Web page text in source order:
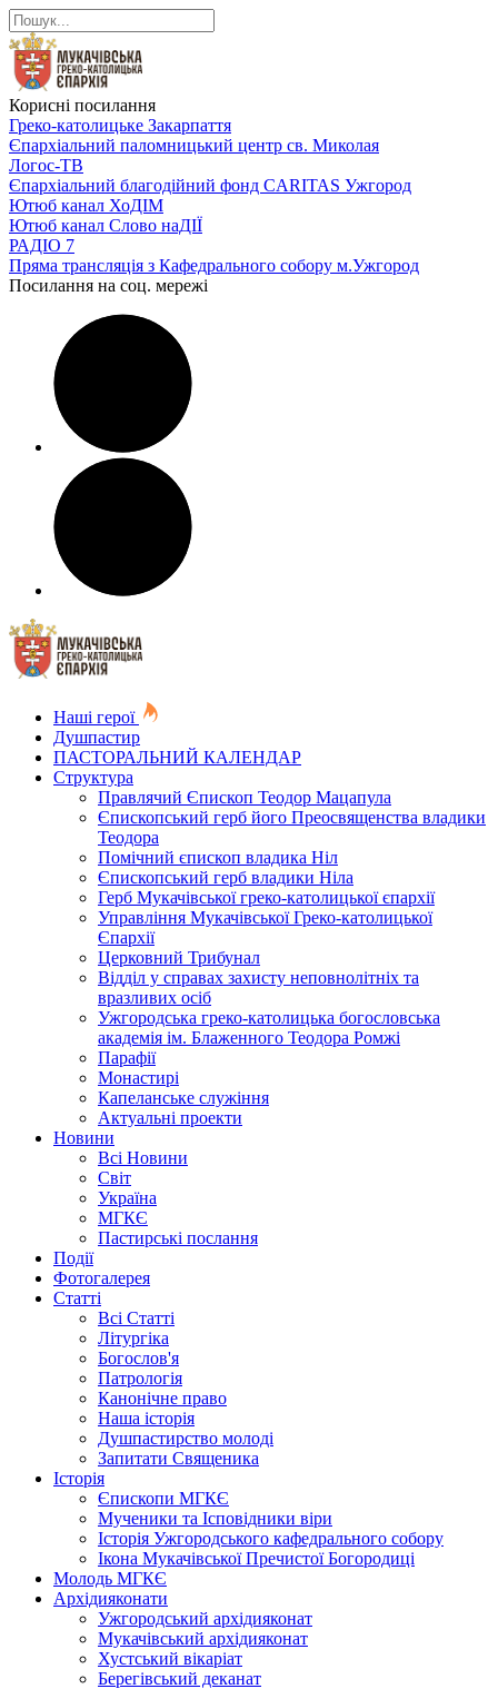
Корисні посилання
Греко-католицьке Закарпаття
Єпархіальний паломницький центр св. Миколая
Логос-ТВ
Єпархіальний благодійний фонд CARITAS Ужгород
Ютюб канал ХоДІМ
Ютюб канал Слово наДІЇ
РАДІО 7
Пряма трансляція з Кафедрального собору м.Ужгород
Посилання на соц. мережі
Наші герої
Душпастир
ПАСТОРАЛЬНИЙ КАЛЕНДАР
Структура
Правлячий Єпископ Теодор Мацапула
Єпископський герб його Преосвященства владики
Теодора
Помічний єпископ владика Ніл
Єпископський герб владики Ніла
Герб Мукачівської греко-католицької єпархії
Управління Мукачівської Греко-католицької
Єпархії
Церковний Трибунал
Відділ у справах захисту неповнолітніх та
вразливих осіб
Ужгородська греко-католицька богословська
академія ім. Блаженного Теодора Ромжі
Парафії
Монастирі
Капеланське служіння
Актуальні проекти
Новини
Всі Новини
Світ
Україна
МГКЄ
Пастирські послання
Події
Фотогалерея
Статті
Всі Статті
Літургіка
Богослов'я
Патрологія
Канонічне право
Наша історія
Душпастирство молоді
Запитати Священика
Історія
Єпископи МГКЄ
Мученики та Ісповідники віри
Історія Ужгородського кафедрального собору
Ікона Мукачівської Пречистої Богородиці
Молодь МГКЄ
Архідияконати
Ужгородський архідияконат
Мукачівський архідияконат
Хустський вікаріат
Берегівський деканат